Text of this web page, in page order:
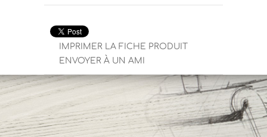
IMPRIMER LA FICHE PRODUIT
ENVOYER À UN AMI